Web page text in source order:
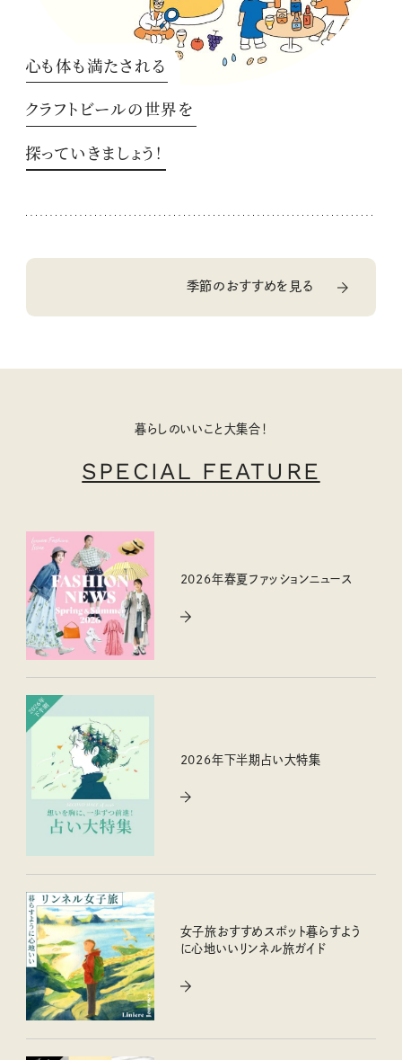
心も体も満たされる
クラフトビールの世界を
探っていきましょう！
季節のおすすめを見る
暮らしのいいこと大集合！
SPECIAL FEATURE
2026年春夏ファッションニュース
2026年下半期占い大特集
女子旅おすすめスポット暮らすよう
に心地いいリンネル旅ガイド